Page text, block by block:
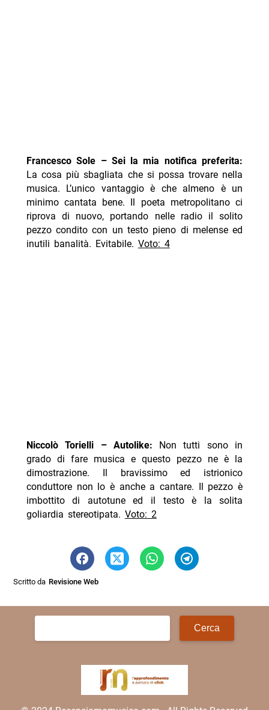
Francesco Sole – Sei la mia notifica preferita:
La cosa più sbagliata che si possa trovare nella
musica. L’unico vantaggio è che almeno è un
minimo cantata bene. Il poeta metropolitano ci
riprova di nuovo, portando nelle radio il solito
pezzo condito con un testo pieno di melense ed
inutili banalità. Evitabile. Voto: 4
Niccolò Torielli – Autolike: Non tutti sono in
grado di fare musica e questo pezzo ne è la
dimostrazione. Il bravissimo ed istrionico
conduttore non lo è anche a cantare. Il pezzo è
imbottito di autotune ed il testo è la solita
goliardia stereotipata. Voto: 2
Scritto da Revisione Web
Ricerca